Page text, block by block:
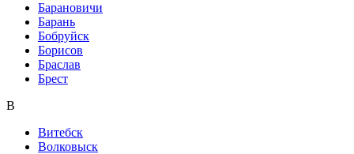
Барановичи
Барань
Бобруйск
Борисов
Браслав
Брест
В
Витебск
Волковыск